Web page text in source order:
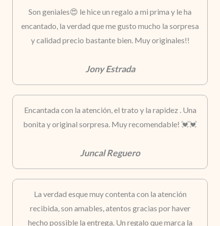
Son geniales😍 le hice un regalo a mi prima y le ha
encantado, la verdad que me gusto mucho la sorpresa
y calidad precio bastante bien. Muy originales!!
Jony Estrada
Encantada con la atención, el trato y la rapidez . Una
bonita y original sorpresa. Muy recomendable! 💓💓
Juncal Reguero
La verdad esque muy contenta con la atención
recibida, son amables, atentos gracias por haver
hecho possible la entrega. Un regalo que marca la